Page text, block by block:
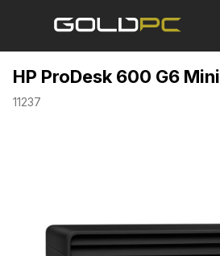
HP ProDesk 600 G6 Mini
11237